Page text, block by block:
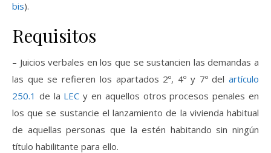
bis).
Requisitos
– Juicios verbales en los que se sustancien las demandas a
las que se refieren los apartados 2º, 4º y 7º del artículo
250.1 de la LEC y en aquellos otros procesos penales en
los que se sustancie el lanzamiento de la vivienda habitual
de aquellas personas que la estén habitando sin ningún
título habilitante para ello.